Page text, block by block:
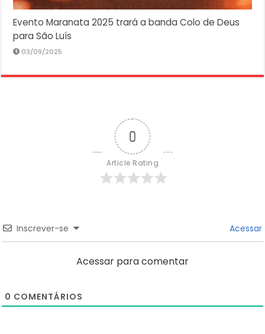
Evento Maranata 2025 trará a banda Colo de Deus
para São Luís
03/09/2025
0
Article Rating
Inscrever-se Acessar
Acessar para comentar
0 COMENTÁRIOS